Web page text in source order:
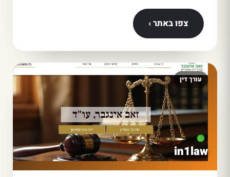
צפו באתר ›
עורך דין
in1law